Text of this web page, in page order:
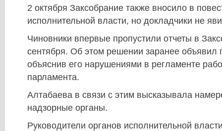
2 октября Заксобрание также вносило в
исполнительной власти, но докладчики не
Чиновники впервые пропустили отчеты в
сентября. Об этом решении заранее объявил
объяснив его нарушениями в регламенте
парламента.
Алтабаева в связи с этим высказывала
надзорные органы.
Руководители органов исполнительной